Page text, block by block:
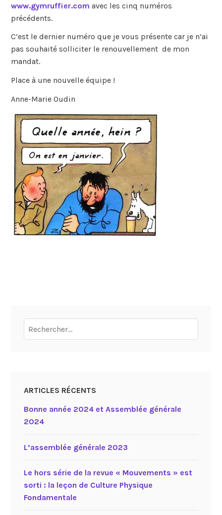
www.gymruffier.com avec les cinq numéros
précédents.
C’est le dernier numéro que je vous présente car je n’ai
pas souhaité solliciter le renouvellement de mon
mandat.
Place à une nouvelle équipe !
Anne-Marie Oudin
ARTICLES RÉCENTS
Bonne année 2024 et Assemblée générale
2024
L’assemblée générale 2023
Le hors série de la revue « Mouvements » est
sorti : la leçon de Culture Physique
Fondamentale